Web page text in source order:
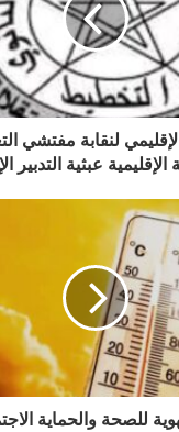
لنقابة مفتشي
الإقليمية عبثية التدبير
للصحة والحماية